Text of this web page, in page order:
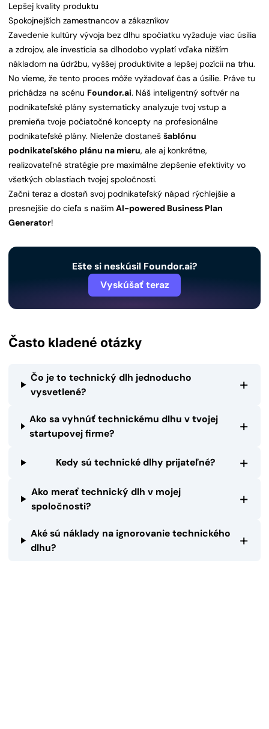
Lepšej kvality produktu
Spokojnejších zamestnancov a zákazníkov
Zavedenie kultúry vývoja bez dlhu spočiatku vyžaduje viac úsilia
a zdrojov, ale investícia sa dlhodobo vyplatí vďaka nižším
nákladom na údržbu, vyššej produktivite a lepšej pozícii na trhu.
No vieme, že tento proces môže vyžadovať čas a úsilie. Práve tu
prichádza na scénu Foundor.ai. Náš inteligentný softvér na
podnikateľské plány systematicky analyzuje tvoj vstup a
premieňa tvoje počiatočné koncepty na profesionálne
podnikateľské plány. Nielenže dostaneš šablónu
podnikateľského plánu na mieru, ale aj konkrétne,
realizovateľné stratégie pre maximálne zlepšenie efektivity vo
všetkých oblastiach tvojej spoločnosti.
Začni teraz a dostaň svoj podnikateľský nápad rýchlejšie a
presnejšie do cieľa s naším AI-powered Business Plan
Generator!
Ešte si neskúsil Foundor.ai?
Vyskúšať teraz
Často kladené otázky
Čo je to technický dlh jednoducho
vysvetlené?
+
Ako sa vyhnúť technickému dlhu v tvojej
startupovej firme?
+
Kedy sú technické dlhy prijateľné? +
Ako merať technický dlh v mojej
spoločnosti?
+
Aké sú náklady na ignorovanie technického
dlhu?
+